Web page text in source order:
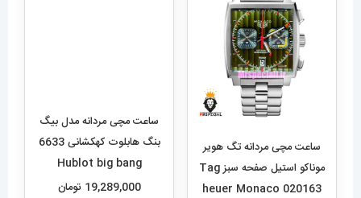
ساعت مچی مردانه تگ هویر
موناکو استیل صفحه سبز Tag
heuer Monaco 020163
ساعت مچی مردانه مدل بیگ
بنگ هابلوت کهکشانی 6633
Hublot big bang
19,289,000 تومان